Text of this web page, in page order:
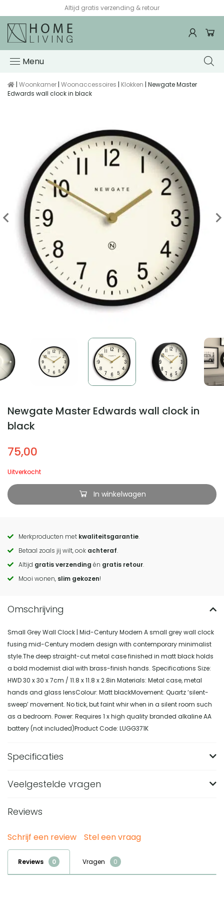
Altijd gratis verzending & retour
Menu
| Woonkamer | Woonaccessoires | Klokken | Newgate Master
Edwards wall clock in black
Newgate Master Edwards wall clock in
black
75,00
Uitverkocht
In winkelwagen
Call
to
actions
Merkproducten met kwaliteitsgarantie.
Betaal zoals jij wilt, ook achteraf.
Altijd gratis verzending én gratis retour.
Mooi wonen, slim gekozen!
Small Grey Wall Clock | Mid-Century Modern A small grey wall clock
fusing mid-Century modern design with contemporary minimalist
style.The deep straight-cut metal case finished in matt black holds
a bold modernist dial with brass-finish hands. Specifications Size:
HWD 30 x 30 x 7cm / 11.8 x 11.8 x 2.8in Materials: Metal case, metal
hands and glass lensColour: Matt blackMovement: Quartz ‘silent-
sweep’ movement. No tick, but faint whir when in a silent room such
as a bedroom. Power: Requires 1 x high quality branded alkaline AA
battery (not included)Product Code: LUGG371K
Specificaties
Merk
Lengte (in CM) 30
Hoogte (in CM) 7
Veelgestelde vragen
Wat zijn de afmetingen van de Newgate Master
De klok heeft een diameter van 30 cm en is 7 cm diep.
Door het ronde formaat van 30 x 30 cm is dit een
Van welk materiaal is de Newgate Master Edwards
wandklok gemaakt?
De wandklok heeft een metalen kast, metalen wijzers en
Reviews
Schrijf een review Stel een vraag
Reviews Vragen